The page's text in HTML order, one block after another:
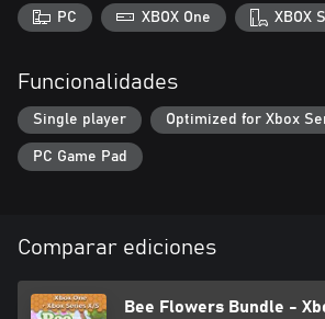
PC XBOX One XBOX
Funcionalidades
Single player Optimized for Xbox
PC Game Pad
Comparar ediciones
Bee Flowers Bundle -